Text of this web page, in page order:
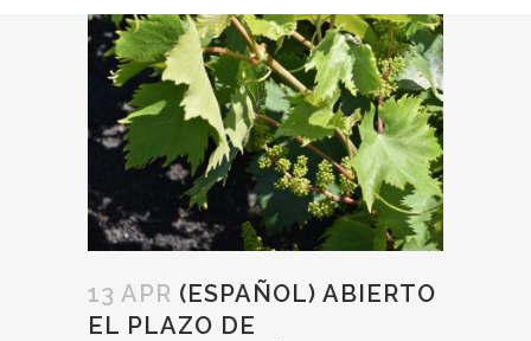
13 APR (ESPAÑOL) ABIERTO
EL PLAZO DE